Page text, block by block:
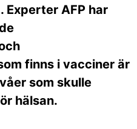
Experter AFP har
finns i vacciner är
som skulle
hälsan.